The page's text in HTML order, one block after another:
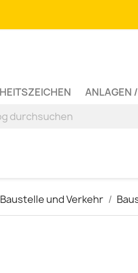
ANLAGEN
Baustelle und Verkehr